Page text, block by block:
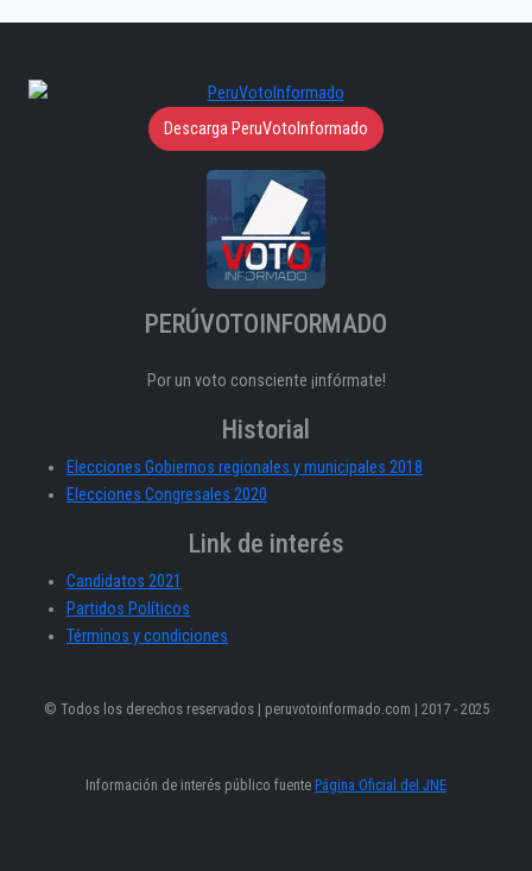
Descarga PeruVotoInformado
PERÚVOTOINFORMADO
Por un voto consciente ¡infórmate!
Historial
Elecciones Gobiernos regionales y municipales 2018
Elecciones Congresales 2020
Link de interés
Candidatos 2021
Partidos Políticos
Términos y condiciones
© Todos los derechos reservados | peruvotoinformado.com | 2017 - 2025
Información de interés público fuente Página Oficial del JNE